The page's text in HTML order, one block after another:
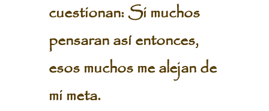
cuestionan: Si muchos
pensaran así entonces,
esos muchos me alejan de
mi meta.